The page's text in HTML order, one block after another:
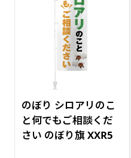
のぼり シロアリのこ
と何でもご相談くだ
さい のぼり旗 XXR5